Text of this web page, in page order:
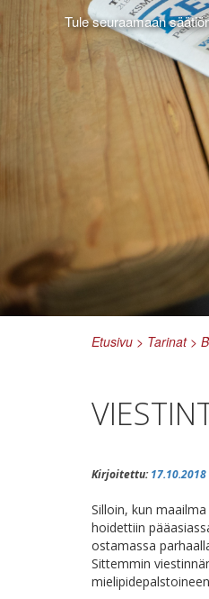
Tule seuraamaan
Etusivu > Tarinat>
Kirjoitettu:17.10.2018
Sil­loin, kun
hoi­det­tiin
os­ta­mas­sa
Sit­tem­min